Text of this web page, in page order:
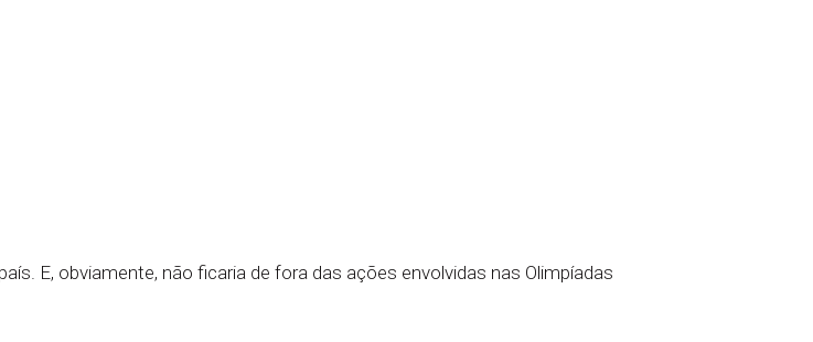
E, obviamente, não ficaria de fora das ações envolvidas nas Olimpíadas